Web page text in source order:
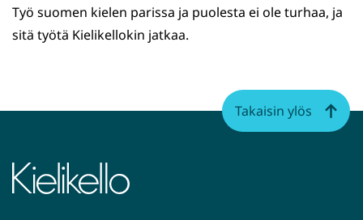
Työ suomen kielen parissa ja puolesta ei ole turhaa, ja
sitä työtä Kielikellokin jatkaa.
Takaisin ylös